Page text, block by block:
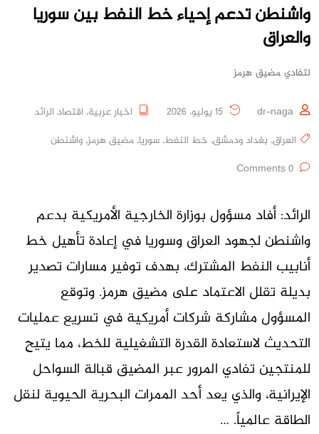
واشنطن تدعم إحياء خط النفط بين سوريا
والعراق
لتفادي مضيق هرمز
dr-naga اخبار عربية, اقتصاد الرائد
العراق, بغداد ودمشق, خط النفط, سوريا, مضيق هرمز, واشنطن
الرائد: أفاد مسؤول بوزارة الخارجية الأمريكية بدعم
واشنطن لجهود العراق وسوريا في إعادة تأهيل خط
أنابيب النفط المشترك، بهدف توفير مسارات تصدير
بديلة تقلل الاعتماد على مضيق هرمز. وتوقع
المسؤول مشاركة شركات أمريكية في تسريع عمليات
التحديث لاستعادة القدرة التشغيلية للخط، مما يتيح
للمنتجين تفادي المرور عبر المضيق قبالة السواحل
الإيرانية، والذي يعد أحد الممرات البحرية الحيوية لنقل
الطاقة عالمياً. …